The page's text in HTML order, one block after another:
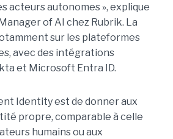
acteurs autonomes », explique
of AI chez Rubrik. La
sur les plateformes
avec des intégrations
et Microsoft Entra ID.
Identity est de donner aux
propre, comparable à celle
humains ou aux